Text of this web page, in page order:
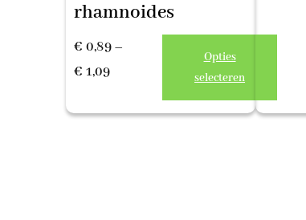
rhamnoides
€ 0,89–
€ 1,09Prijsklasse:
tot
Opties
selecteren